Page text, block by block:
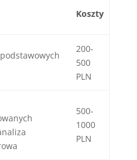
Koszty
200-
500
PLN
500-
1000
PLN